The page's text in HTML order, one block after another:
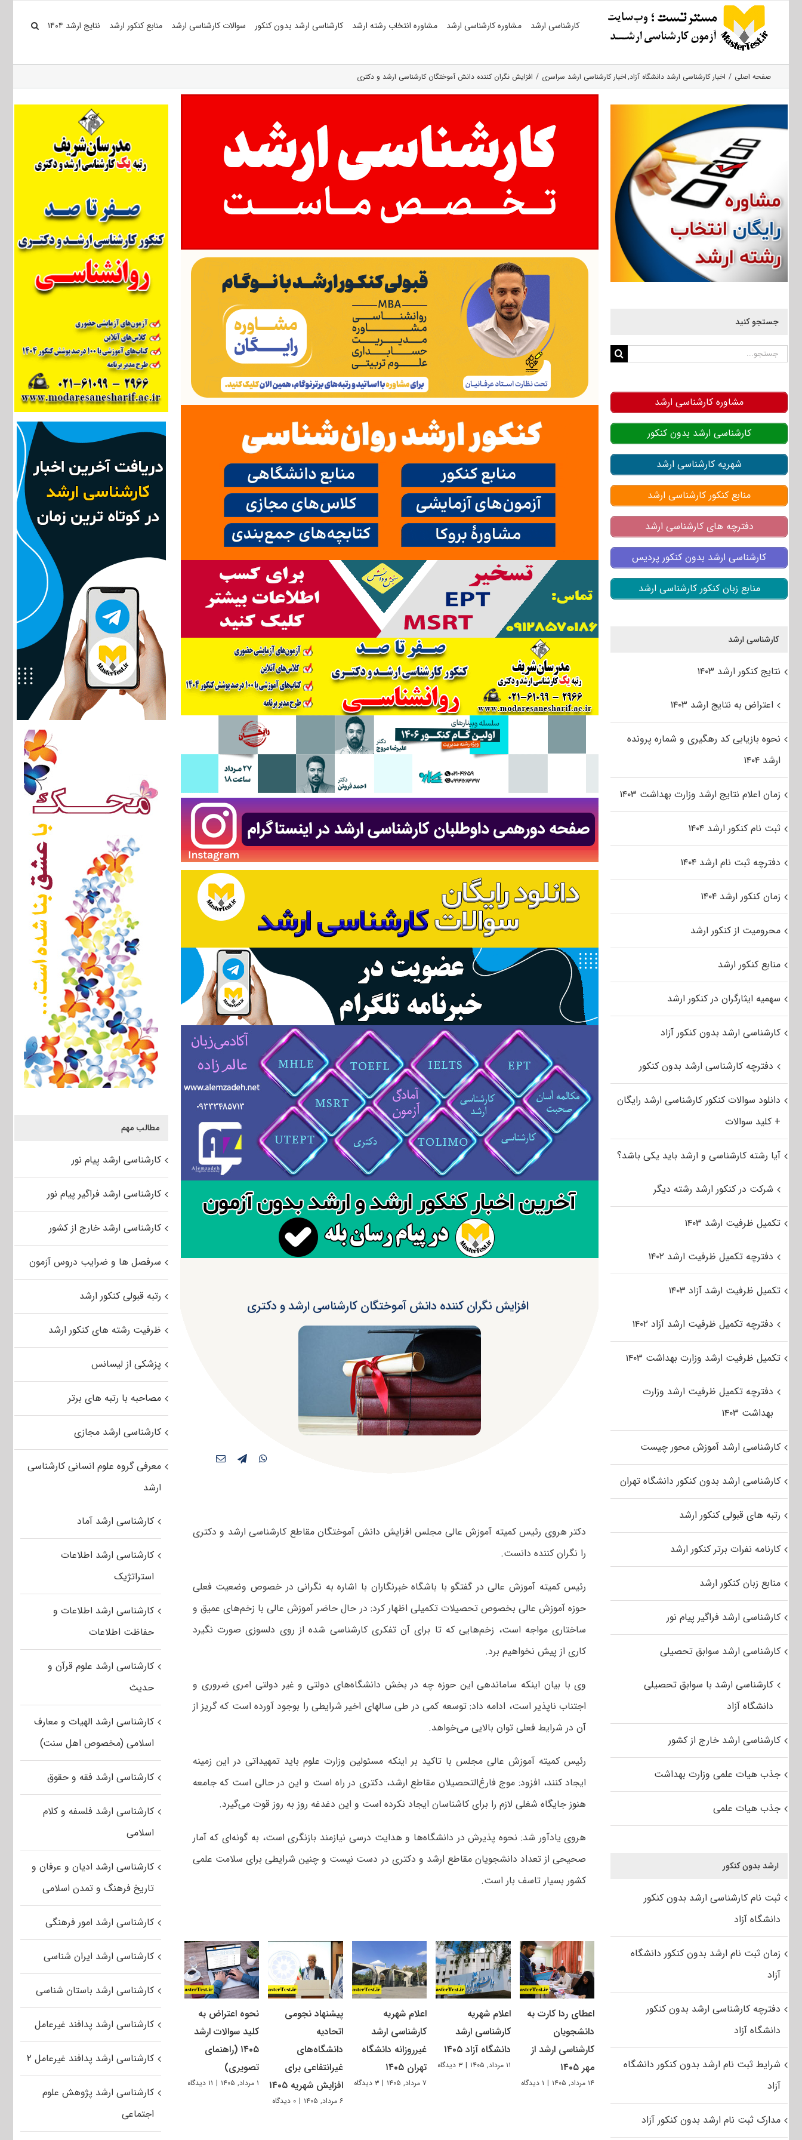
کارشناسی ارشد مشاوره کارشناسی ارشد مشاوره انتخاب رشته ارشد کارشناسی ارشد بدون کنکور سوالات کارشناسی ارشد منابع کنکور ارشد نتایج ارشد ۱۴۰۴
صفحه اصلی اخبار کارشناسی ارشد دانشگاه آزاد اخبار کارشناسی ارشد سراسری افزایش نگران کننده دانش آموختگان کارشناسی ارشد و دکتری
افزایش نگران کننده دانش آموختگان کارشناسی ارشد و دکتری
دکتر هروی رئیس کمیته آموزش عالی مجلس افزایش دانش آموختگان مقاطع کارشناسی ارشد و دکتری
را نگران کننده دانست.
رئیس کمیته آموزش عالی در گفتگو با باشگاه خبرنگاران با اشاره به نگرانی در خصوص وضعیت‌ فعلی
حوزه آموزش عالی بخصوص تحصیلات تکمیلی اظهار کرد: در حال حاضر آموزش عالی با زخم‌های عمیق و
ساختاری مواجه است، زخم‌هایی که تا برای آن تفکری کارشناسی شده از روی دلسوزی صورت نگیرد
کاری از پیش نخواهیم برد.
وی با بیان اینکه ساماندهی این حوزه چه در بخش دانشگاه‌های دولتی و غیر دولتی امری ضروری و
اجتناب ناپذیر است، ادامه داد: توسعه کمی در طی سالهای اخیر شرایطی را بوجود آورده است که گریز از
آن در شرایط فعلی توان بالایی می‌خواهد.
رئیس کمیته آموزش عالی مجلس با تاکید بر اینکه مسئولین وزارت علوم باید تمهیداتی در این زمینه
ایجاد کنند، افزود: موج فارغ‌التحصیلان مقاطع ارشد، دکتری در راه است و این در حالی است که جامعه
هنوز جایگاه شغلی لازم را برای کاشناسان ایجاد نکرده است و این دغدغه‌ روز به روز قوت می‌گیرد.
هروی یادآور شد: نحوه پذیرش در دانشگاه‌ها و هدایت درسی نیازمند بازنگری است، به گونه‌ای که آمار
صحیحی از تعداد دانشجویان مقاطع ارشد و دکتری در دست نیست و چنین شرایطی برای سلامت علمی
کشور بسیار تاسف بار است.
اعطای ردا کارت به
دانشجویان
کارشناسی ارشد از
مهر ۱۴۰۵
۱۴ مرداد, ۱۴۰۵ | ۱ دیدگاه
اعلام شهریه
کارشناسی ارشد
دانشگاه آزاد ۱۴۰۵
۱۱ مرداد, ۱۴۰۵ | ۳ دیدگاه
اعلام شهریه
کارشناسی ارشد
غیرروزانه دانشگاه
تهران ۱۴۰۵
۷ مرداد, ۱۴۰۵ | ۳ دیدگاه
پیشنهاد نجومی
اتحادیه
دانشگاه‌های
غیرانتفاعی برای
افزایش شهریه ۱۴۰۵
۶ مرداد, ۱۴۰۵ | ۰ دیدگاه
نحوه اعتراض به
کلید سوالات ارشد
۱۴۰۵ (راهنمای
تصویری)
۱ مرداد, ۱۴۰۵ | ۱۱ دیدگاه
مطالب مهم
کارشناسی ارشد پیام نور
کارشناسی ارشد فراگیر پیام نور
کارشناسی ارشد خارج از کشور
سرفصل ها و ضرایب دروس آزمون
رتبه قبولی کنکور ارشد
ظرفیت رشته های کنکور ارشد
پزشکی از لیسانس
مصاحبه با رتبه های برتر
کارشناسی ارشد مجازی
معرفی گروه علوم انسانی کارشناسی
ارشد
کارشناسی ارشد آماد
کارشناسی ارشد اطلاعات
استراتژیک
کارشناسی ارشد اطلاعات و
حفاظت اطلاعات
کارشناسی ارشد علوم قرآن و
حدیث
کارشناسی ارشد الهیات و معارف
اسلامی (مخصوص اهل سنت)
کارشناسی ارشد فقه و حقوق
کارشناسی ارشد فلسفه و کلام
اسلامی
کارشناسی ارشد ادیان و عرفان و
تاریخ فرهنگ و تمدن اسلامی
کارشناسی ارشد امور فرهنگی
کارشناسی ارشد ایران شناسی
کارشناسی ارشد باستان شناسی
کارشناسی ارشد پدافند غیرعامل
کارشناسی ارشد پدافند غیرعامل ۲
کارشناسی ارشد پژوهش علوم
اجتماعی
جستجو کنید
جستجو
مشاوره کارشناسی ارشد
کارشناسی ارشد بدون کنکور
شهریه کارشناسی ارشد
منابع کنکور کارشناسی ارشد
دفترچه های کارشناسی ارشد
کارشناسی ارشد بدون کنکور پردیس
منابع زبان کنکور کارشناسی ارشد
کارشناسی ارشد
نتایج کنکور ارشد ۱۴۰۳
اعتراض به نتایج ارشد ۱۴۰۳
نحوه بازیابی کد رهگیری و شماره پرونده
ارشد ۱۴۰۴
زمان اعلام نتایج ارشد وزارت بهداشت ۱۴۰۳
ثبت نام کنکور ارشد ۱۴۰۴
دفترچه ثبت نام ارشد ۱۴۰۴
زمان کنکور ارشد ۱۴۰۴
محرومیت از کنکور ارشد
منابع کنکور ارشد
سهمیه ایثارگران در کنکور ارشد
کارشناسی ارشد بدون کنکور آزاد
دفترچه کارشناسی ارشد بدون کنکور
دانلود سوالات کنکور کارشناسی ارشد رایگان
+ کلید سوالات
آیا رشته کارشناسی و ارشد باید یکی باشد؟
شرکت در کنکور ارشد رشته دیگر
تکمیل ظرفیت ارشد ۱۴۰۳
دفترچه تکمیل ظرفیت ارشد ۱۴۰۲
تکمیل ظرفیت ارشد آزاد ۱۴۰۳
دفترچه تکمیل ظرفیت ارشد آزاد ۱۴۰۲
تکمیل ظرفیت ارشد وزارت بهداشت ۱۴۰۳
دفترچه تکمیل ظرفیت ارشد وزارت
بهداشت ۱۴۰۳
کارشناسی ارشد آموزش محور چیست
کارشناسی ارشد بدون کنکور دانشگاه تهران
رتبه های قبولی کنکور ارشد
کارنامه نفرات برتر کنکور ارشد
منابع زبان کنکور ارشد
کارشناسی ارشد فراگیر پیام نور
کارشناسی ارشد سوابق تحصیلی
کارشناسی ارشد با سوابق تحصیلی
دانشگاه آزاد
کارشناسی ارشد خارج از کشور
جذب هیات علمی وزارت بهداشت
جذب هیات علمی
ارشد بدون کنکور
ثبت نام کارشناسی ارشد بدون کنکور
دانشگاه آزاد
زمان ثبت نام ارشد بدون کنکور دانشگاه
آزاد
دفترچه کارشناسی ارشد بدون کنکور
دانشگاه آزاد
شرایط ثبت نام ارشد بدون کنکور دانشگاه
آزاد
مدارک ثبت نام ارشد بدون کنکور آزاد